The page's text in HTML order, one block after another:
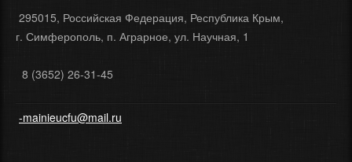
295015, Российская Федерация, Республика Крым,
г. Симферополь, п. Аграрное, ул. Научная, 1
8 (3652) 26-31-45
-mainieucfu@mail.ru